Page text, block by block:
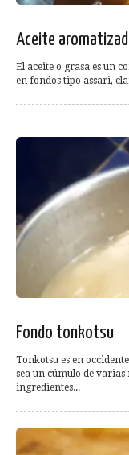
Aceite
El aceite o grasa es un
en fondos tipo assari,
Fondo tonkotsu
Tonkotsu es en
sea un cúmulo de
ingredientes...